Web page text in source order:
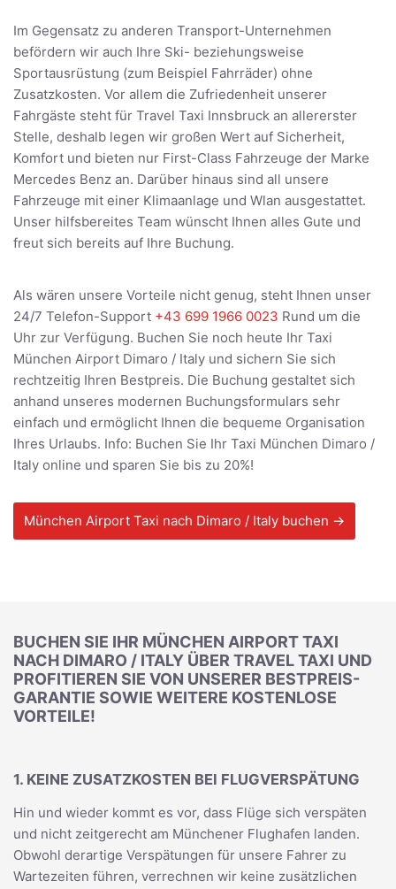
Im Gegensatz zu anderen Transport-Unternehmen
befördern wir auch Ihre Ski- beziehungsweise
Sportausrüstung (zum Beispiel Fahrräder) ohne
Zusatzkosten. Vor allem die Zufriedenheit unserer
Fahrgäste steht für Travel Taxi Innsbruck an allererster
Stelle, deshalb legen wir großen Wert auf Sicherheit,
Komfort und bieten nur First-Class Fahrzeuge der Marke
Mercedes Benz an. Darüber hinaus sind all unsere
Fahrzeuge mit einer Klimaanlage und Wlan ausgestattet.
Unser hilfsbereites Team wünscht Ihnen alles Gute und
freut sich bereits auf Ihre Buchung.
Als wären unsere Vorteile nicht genug, steht Ihnen unser
24/7 Telefon-Support +43 699 1966 0023 Rund um die
Uhr zur Verfügung. Buchen Sie noch heute Ihr Taxi
München Airport Dimaro / Italy und sichern Sie sich
rechtzeitig Ihren Bestpreis. Die Buchung gestaltet sich
anhand unseres modernen Buchungsformulars sehr
einfach und ermöglicht Ihnen die bequeme Organisation
Ihres Urlaubs. Info: Buchen Sie Ihr Taxi München Dimaro /
Italy online und sparen Sie bis zu 20%!
München Airport Taxi nach Dimaro / Italy buchen →
BUCHEN SIE IHR MÜNCHEN AIRPORT TAXI
NACH DIMARO / ITALY ÜBER TRAVEL TAXI UND
PROFITIEREN SIE VON UNSERER BESTPREIS-
GARANTIE SOWIE WEITERE KOSTENLOSE
VORTEILE!
1. KEINE ZUSATZKOSTEN BEI FLUGVERSPÄTUNG
Hin und wieder kommt es vor, dass Flüge sich verspäten
und nicht zeitgerecht am Münchener Flughafen landen.
Obwohl derartige Verspätungen für unsere Fahrer zu
Wartezeiten führen, verrechnen wir keine zusätzlichen